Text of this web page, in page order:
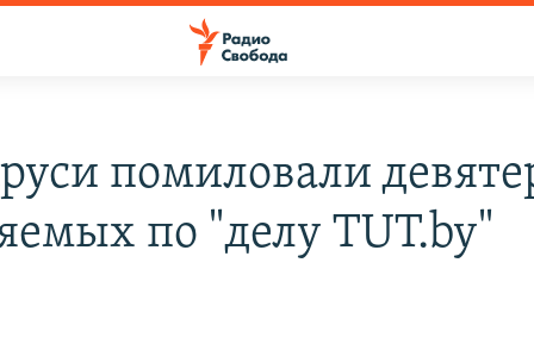
помиловали
по "делу TUT.by"